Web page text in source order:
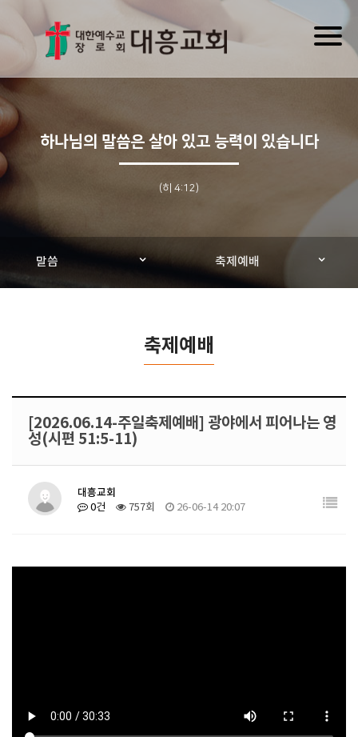
하나님의 말씀은 살아 있고 능력이 있습니다
(히 4:12)
말씀 축제예배
축제예배
[2026.06.14-주일축제예배] 광야에서 피어나는 영
성(시편 51:5-11)
대흥교회
0건 757회 26-06-14 20:07